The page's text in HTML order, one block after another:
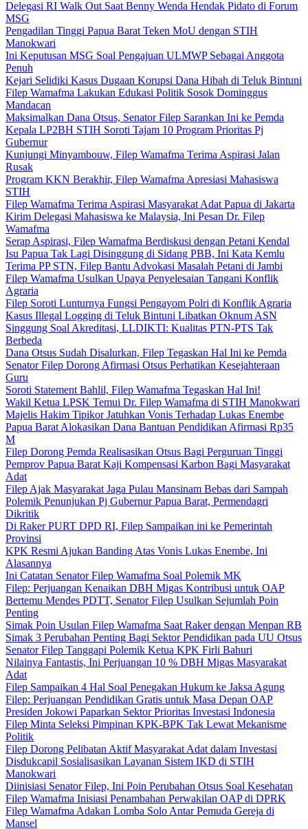
Delegasi RI Walk Out Saat Benny Wenda Hendak Pidato di Forum
MSG
Pengadilan Tinggi Papua Barat Teken MoU dengan STIH
Manokwari
Ini Keputusan MSG Soal Pengajuan ULMWP Sebagai Anggota
Penuh
Kejari Selidiki Kasus Dugaan Korupsi Dana Hibah di Teluk Bintuni
Filep Wamafma Lakukan Edukasi Politik Sosok Dominggus
Mandacan
Maksimalkan Dana Otsus, Senator Filep Sarankan Ini ke Pemda
Kepala LP2BH STIH Soroti Tajam 10 Program Prioritas Pj
Gubernur
Kunjungi Minyambouw, Filep Wamafma Terima Aspirasi Jalan
Rusak
Program KKN Berakhir, Filep Wamafma Apresiasi Mahasiswa
STIH
Filep Wamafma Terima Aspirasi Masyarakat Adat Papua di Jakarta
Kirim Delegasi Mahasiswa ke Malaysia, Ini Pesan Dr. Filep
Wamafma
Serap Aspirasi, Filep Wamafma Berdiskusi dengan Petani Kendal
Isu Papua Tak Lagi Disinggung di Sidang PBB, Ini Kata Kemlu
Terima PP STN, Filep Bantu Advokasi Masalah Petani di Jambi
Filep Wamafma Usulkan Upaya Penyelesaian Tangani Konflik
Agraria
Filep Soroti Lunturnya Fungsi Pengayom Polri di Konflik Agraria
Kasus Illegal Logging di Teluk Bintuni Libatkan Oknum ASN
Singgung Soal Akreditasi, LLDIKTI: Kualitas PTN-PTS Tak
Berbeda
Dana Otsus Sudah Disalurkan, Filep Tegaskan Hal Ini ke Pemda
Senator Filep Dorong Afirmasi Otsus Perhatikan Kesejahteraan
Guru
Soroti Statement Bahlil, Filep Wamafma Tegaskan Hal Ini!
Wakil Ketua LPSK Temui Dr. Filep Wamafma di STIH Manokwari
Majelis Hakim Tipikor Jatuhkan Vonis Terhadap Lukas Enembe
Papua Barat Alokasikan Dana Bantuan Pendidikan Afirmasi Rp35
M
Filep Dorong Pemda Realisasikan Otsus Bagi Perguruan Tinggi
Pemprov Papua Barat Kaji Kompensasi Karbon Bagi Masyarakat
Adat
Filep Ajak Masyarakat Jaga Pulau Mansinam Bebas dari Sampah
Polemik Penunjukan Pj Gubernur Papua Barat, Permendagri
Dikritik
Di Raker PURT DPD RI, Filep Sampaikan ini ke Pemerintah
Provinsi
KPK Resmi Ajukan Banding Atas Vonis Lukas Enembe, Ini
Alasannya
Ini Catatan Senator Filep Wamafma Soal Polemik MK
Filep: Perjuangan Kenaikan DBH Migas Kontribusi untuk OAP
Bertemu Mendes PDTT, Senator Filep Usulkan Sejumlah Poin
Penting
Simak Poin Usulan Filep Wamafma Saat Raker dengan Menpan RB
Simak 3 Perubahan Penting Bagi Sektor Pendidikan pada UU Otsus
Senator Filep Tanggapi Polemik Ketua KPK Firli Bahuri
Nilainya Fantastis, Ini Perjuangan 10 % DBH Migas Masyarakat
Adat
Filep Sampaikan 4 Hal Soal Penegakan Hukum ke Jaksa Agung
Filep: Perjuangan Pendidikan Gratis untuk Masa Depan OAP
Presiden Jokowi Paparkan Sektor Prioritas Investasi Indonesia
Filep Minta Seleksi Pimpinan KPK-BPK Tak Lewat Mekanisme
Politik
Filep Dorong Pelibatan Aktif Masyarakat Adat dalam Investasi
Disdukcapil Sosialisasikan Layanan Sistem IKD di STIH
Manokwari
Diinisiasi Senator Filep, Ini Poin Perubahan Otsus Soal Kesehatan
Filep Wamafma Inisiasi Penambahan Perwakilan OAP di DPRK
Filep Wamafma Adakan Lomba Solo Antar Pemuda Gereja di
Mansel